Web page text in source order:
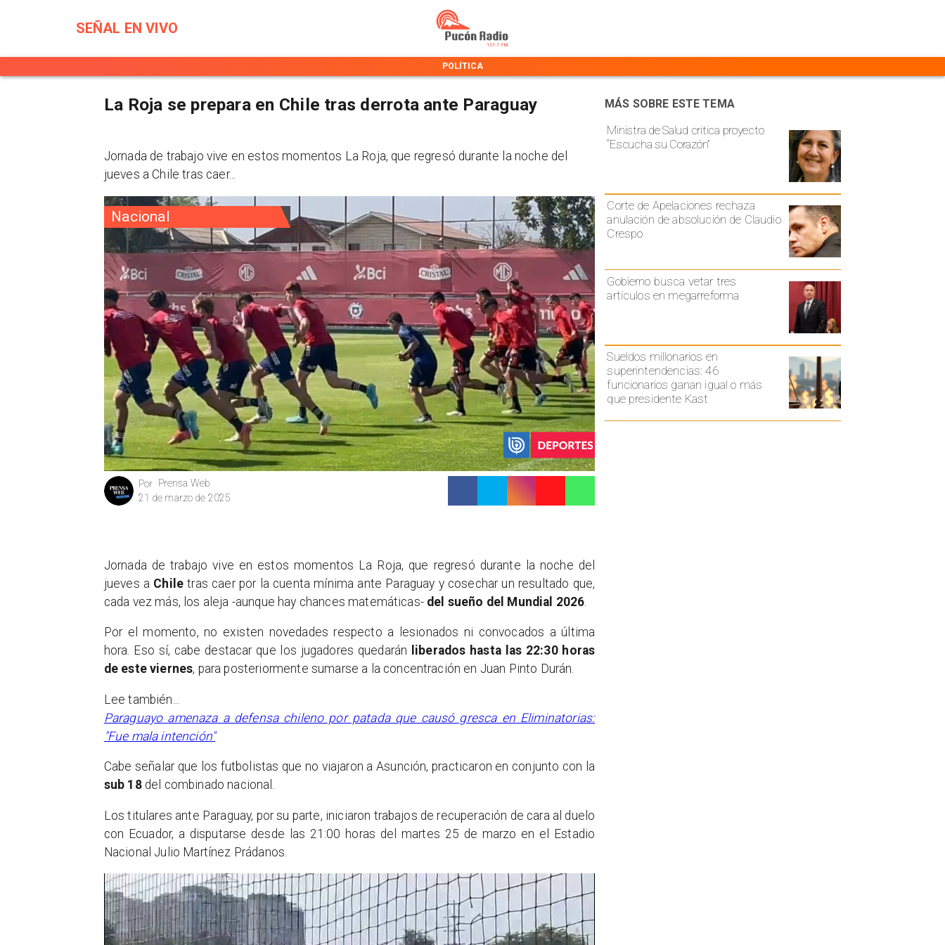
SEÑAL EN VIVO
POLÍTICA
Nacional
Prensa Web
Por
21 de marzo de 2025
Ministra de Salud critica proyecto
“Escucha su Corazón”
Corte de Apelaciones rechaza
anulación de absolución de Claudio
Crespo
Gobierno busca vetar tres
artículos en megarreforma
Sueldos millonarios en
superintendencias: 46
funcionarios ganan igual o más
que presidente Kast
MÁS SOBRE ESTE TEMA
La Roja se prepara en Chile tras derrota ante Paraguay
Jornada de trabajo vive en estos momentos La Roja, que regresó durante la noche del
jueves a Chile tras caer...
Jornada de trabajo vive en estos momentos La Roja, que regresó durante la noche del
jueves a Chile tras caer por la cuenta mínima ante Paraguay y cosechar un resultado que,
cada vez más, los aleja -aunque hay chances matemáticas- del sueño del Mundial 2026
Por el momento, no existen novedades respecto a lesionados ni convocados a última
hora. Eso sí, cabe destacar que los jugadores quedarán
liberados hasta las 22:30 horas
de este viernes, para posteriormente sumarse a la concentración en Juan Pinto Durán.
Lee también...
Paraguayo amenaza a defensa chileno por patada que causó gresca en Eliminatorias:
"Fue mala intención"
Cabe señalar que los futbolistas que no viajaron a Asunción, practicaron en conjunto con la
sub 18del combinado nacional.
Los titulares ante Paraguay, por su parte, iniciaron trabajos de recuperación de cara al duelo
con Ecuador, a disputarse desde las 21:00 horas del martes 25 de marzo en el Estadio
Nacional Julio Martínez Prádanos.